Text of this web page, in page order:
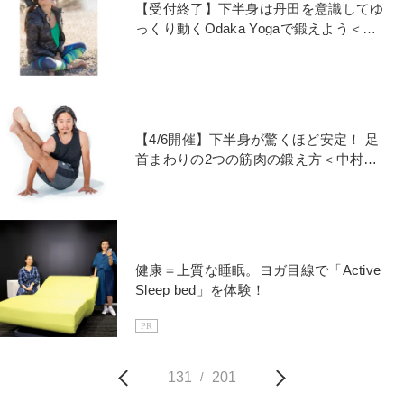
【受付終了】下半身は丹田を意識してゆ
っくり動くOdaka Yogaで鍛えよう＜山
【4/6開催】下半身が驚くほど安定！ 足
首まわりの2つの筋肉の鍛え方＜中村尚
健康＝上質な睡眠。ヨガ目線で「Active
Sleep bed」を体験！
PR
131 / 201